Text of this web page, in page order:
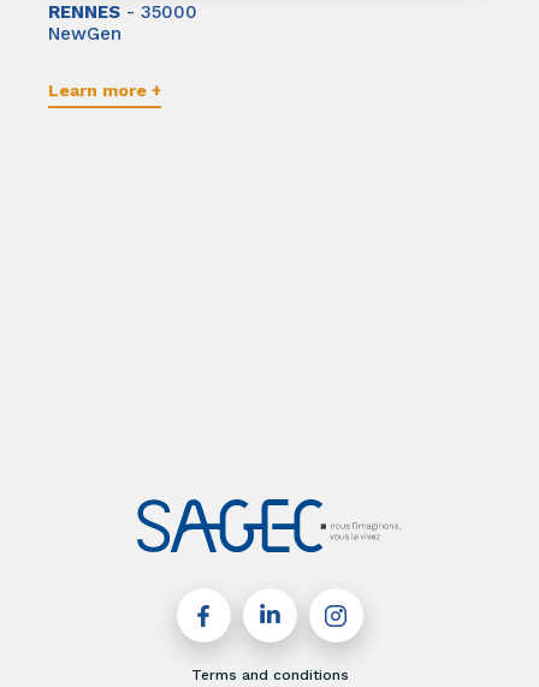
RENNES - 35000
NewGen
Learn more +
Terms and conditions